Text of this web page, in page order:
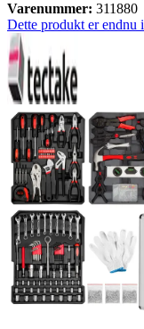
Varenummer: 311880
Dette produkt er endnu